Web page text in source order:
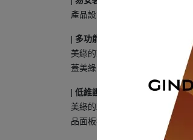
產品設計為內卡結構，留有舌頭
| 多功能性 |
美綠的輕質文化石板可以做施
蓋美綠的產品。
| 低維護 |
美綠的輕質文化石板幾乎不需
品面板採取模具內上漆，即便